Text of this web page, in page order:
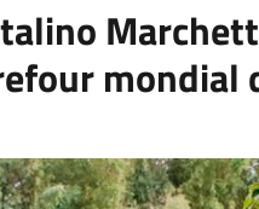
mondial